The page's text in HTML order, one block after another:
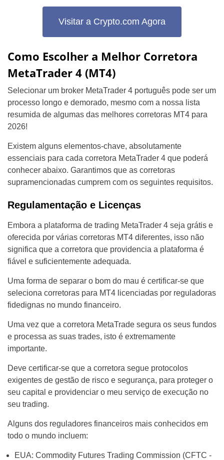
Visitar a Crypto.com Agora
Como Escolher a Melhor Corretora
MetaTrader 4 (MT4)
Selecionar um broker MetaTrader 4 português pode ser um
processo longo e demorado, mesmo com a nossa lista
resumida de algumas das melhores corretoras MT4 para
2026!
Existem alguns elementos-chave, absolutamente
essenciais para cada corretora MetaTrader 4 que poderá
conhecer abaixo. Garantimos que as corretoras
supramencionadas cumprem com os seguintes requisitos.
Regulamentação e Licenças
Embora a plataforma de trading MetaTrader 4 seja grátis e
oferecida por várias corretoras MT4 diferentes, isso não
significa que a corretora que providencia a plataforma é
fiável e suficientemente adequada.
Uma forma de separar o bom do mau é certificar-se que
seleciona corretoras para MT4 licenciadas por reguladoras
fidedignas no mundo financeiro.
Uma vez que a corretora MetaTrade segura os seus fundos
e processa as suas trades, isto é extremamente
importante.
Deve certificar-se que a corretora segue protocolos
exigentes de gestão de risco e segurança, para proteger o
seu capital e providenciar o meu serviço de execução no
seu trading.
Alguns dos reguladores financeiros mais conhecidos em
todo o mundo incluem:
EUA: Commodity Futures Trading Commission (CFTC -